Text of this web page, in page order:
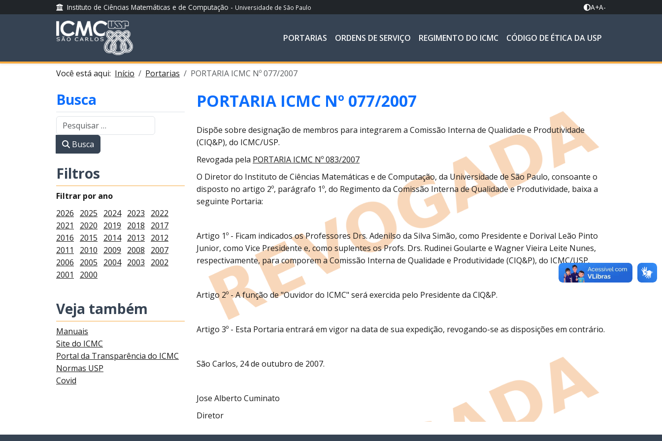
Instituto de Ciências Matemáticas e de Computação - Universidade de São Paulo A+A-
PORTARIAS ORDENS DE SERVIÇO REGIMENTO DO ICMC CÓDIGO DE ÉTICA DA USP
Você está aqui: Início Portarias PORTARIA ICMC Nº 077/2007
Busca
Busca
Filtros
Filtrar por ano
2026
2025 2024 2023
2022
2021
2020 2019 2018
2017
2016
2015 2014 2013
2012
2011
2010 2009 2008
2007
2006
2005 2004 2003
2002
2001
2000
Veja também
Manuais
Site do ICMC
Portal da Transparência do ICMC
Normas USP
Covid
PORTARIA ICMC Nº 077/2007
Dispõe sobre designação de membros para integrarem a Comissão Interna de Qualidade e Produtividade
(CIQ&P), do ICMC/USP.
Revogada pela PORTARIA ICMC Nº 083/2007
O Diretor do Instituto de Ciências Matemáticas e de Computação, da Universidade de São Paulo, consoante o
disposto no artigo 2º, parágrafo 1º, do Regimento da Comissão Interna de Qualidade e Produtividade, baixa a
seguinte Portaria:
Artigo 1º - Ficam indicados os Professores Drs. Adenilso da Silva Simão, como Presidente e Dorival Leão Pinto
Junior, como Vice Presidente e, como suplentes os Profs. Drs. Rudinei Goularte e Wagner Vieira Leite Nunes,
respectivamente, para comporem a Comissão Interna de Qualidade e Produtividade (CIQ&P), do ICMC/USP.
Artigo 2º - A função de "Ouvidor do ICMC" será exercida pelo Presidente da ClQ&P.
Artigo 3º - Esta Portaria entrará em vigor na data de sua expedição, revogando-se as disposições em contrário.
São Carlos, 24 de outubro de 2007.
Jose Alberto Cuminato
Diretor